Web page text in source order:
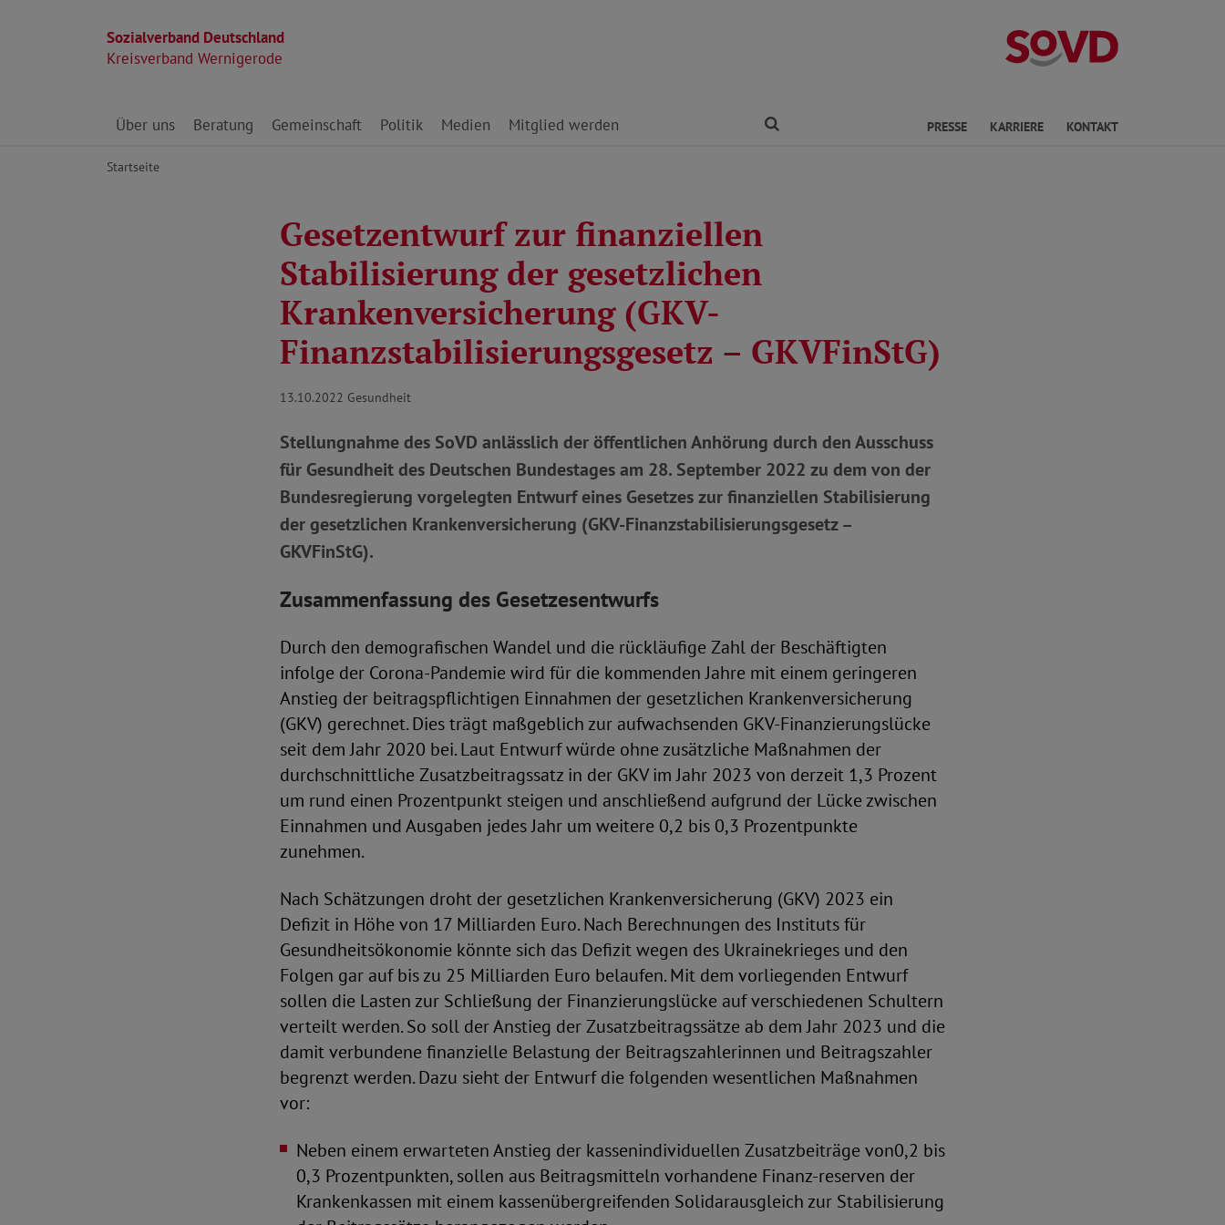
Sozialverband Deutschland
Kreisverband Wernigerode
Kreisverband
Direkt zu den Inhalten springen
Über uns Beratung Gemeinschaft Politik Medien Mitglied werden PRESSE KARRIERE KONTAKT
Startseite
Gesetzentwurf zur finanziellen
Stabilisierung der gesetzlichen
Krankenversicherung (GKV-
Finanzstabilisierungsgesetz – GKVFinStG)
13.10.2022 Gesundheit
Stellungnahme des SoVD anlässlich der öffentlichen Anhörung durch den Ausschuss
für Gesundheit des Deutschen Bundestages am 28. September 2022 zu dem von der
Bundesregierung vorgelegten Entwurf eines Gesetzes zur finanziellen Stabilisierung
der gesetzlichen Krankenversicherung (GKV-Finanzstabilisierungsgesetz –
GKVFinStG).
Zusammenfassung des Gesetzesentwurfs
Durch den demografischen Wandel und die rückläufige Zahl der Beschäftigten
infolge der Corona-Pandemie wird für die kommenden Jahre mit einem geringeren
Anstieg der beitragspflichtigen Einnahmen der gesetzlichen Krankenversicherung
(GKV) gerechnet. Dies trägt maßgeblich zur aufwachsenden GKV-Finanzierungslücke
seit dem Jahr 2020 bei. Laut Entwurf würde ohne zusätzliche Maßnahmen der
durchschnittliche Zusatzbeitragssatz in der GKV im Jahr 2023 von derzeit 1,3 Prozent
um rund einen Prozentpunkt steigen und anschließend aufgrund der Lücke zwischen
Einnahmen und Ausgaben jedes Jahr um weitere 0,2 bis 0,3 Prozentpunkte
zunehmen.
Nach Schätzungen droht der gesetzlichen Krankenversicherung (GKV) 2023 ein
Defizit in Höhe von 17 Milliarden Euro. Nach Berechnungen des Instituts für
Gesundheitsökonomie könnte sich das Defizit wegen des Ukrainekrieges und den
Folgen gar auf bis zu 25 Milliarden Euro belaufen. Mit dem vorliegenden Entwurf
sollen die Lasten zur Schließung der Finanzierungslücke auf verschiedenen Schultern
verteilt werden. So soll der Anstieg der Zusatzbeitragssätze ab dem Jahr 2023 und die
damit verbundene finanzielle Belastung der Beitragszahlerinnen und Beitragszahler
begrenzt werden. Dazu sieht der Entwurf die folgenden wesentlichen Maßnahmen
vor:
Neben einem erwarteten Anstieg der kassenindividuellen Zusatzbeiträge von0,2 bis
0,3 Prozentpunkten, sollen aus Beitragsmitteln vorhandene Finanz-reserven der
Krankenkassen mit einem kassenübergreifenden Solidarausgleich zur Stabilisierung